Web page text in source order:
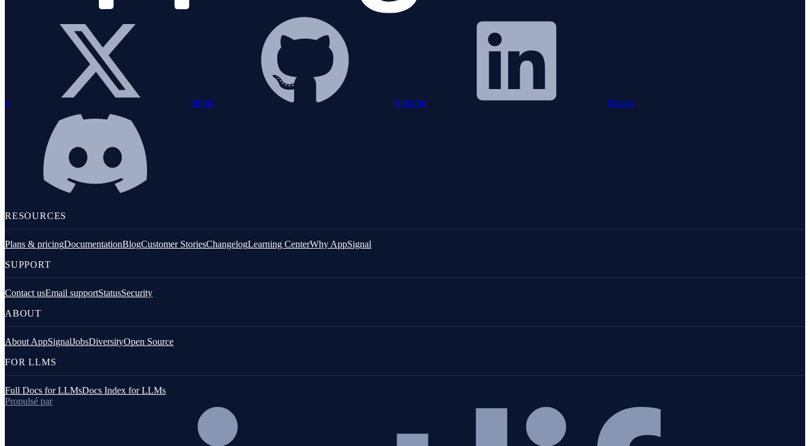
PostgreSQL
Redis
Requests
SQLite
WSGI/ASGI
Outils en ligne de commande
PHP
x github linkedin discord
RESOURCES
Plans & pricingDocumentationBlogCustomer StoriesChangelogLearning CenterWhy AppSignal
SUPPORT
Contact usEmail supportStatusSecurity
ABOUT
About AppSignalJobsDiversityOpen Source
FOR LLMS
Full Docs for LLMsDocs Index for LLMs
Propulsé par